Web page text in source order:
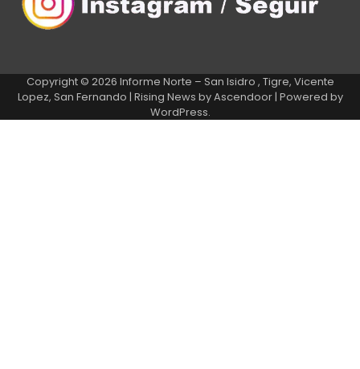
Copyright © 2026 Informe Norte – San Isidro , Tigre, Vicente
Lopez, San Fernando | Rising News byAscendoor| Powered by
WordPress.